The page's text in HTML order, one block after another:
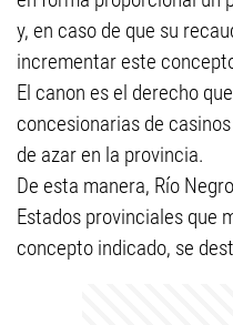
y, en caso de que su
incrementar este
El canon es el derecho
concesionarias de
de azar en la provincia.
De esta manera, Río
Estados provinciales que
concepto indicado, se